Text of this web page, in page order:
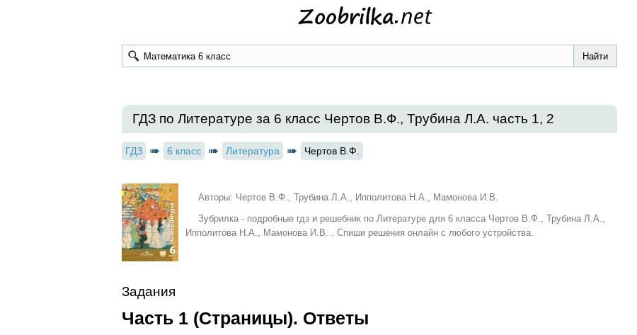
ГДЗ по Литературе за 6 класс Чертов В.Ф., Трубина Л.А. часть 1, 2
ГДЗ 6 класс Литература Чертов В.Ф.
Авторы: Чертов В.Ф., Трубина Л.А., Ипполитова Н.А., Мамонова И.В.
Зубрилка - подробные гдз и решебник по Литературе для 6 класса Чертов В.Ф., Трубина Л.А.,
Ипполитова Н.А., Мамонова И.В. . Спиши решения онлайн с любого устройства.
Задания
Часть 1 (Страницы). Ответы